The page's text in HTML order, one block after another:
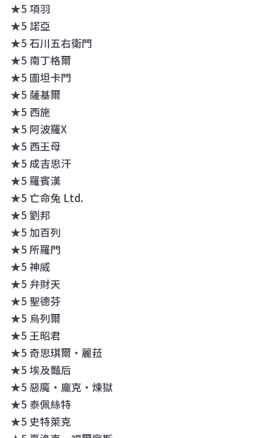
★5 項羽
★5 諾亞
★5 石川五右衛門
★5 南丁格爾
★5 圖坦卡門
★5 薩基爾
★5 西施
★5 阿波羅X
★5 西王母
★5 成吉思汗
★5 羅賓漢
★5 亡命兔 Ltd.
★5 劉邦
★5 加百列
★5 所羅門
★5 神威
★5 弁財天
★5 聖德芬
★5 烏列爾
★5 王昭君
★5 奇思琪爾・麗菈
★5 埃及豔后
★5 惡魔・龐克・煉獄
★5 泰佩絲特
★5 史特萊克